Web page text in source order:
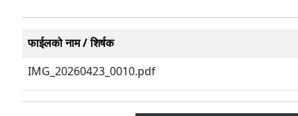
फाईलको नाम / शिर्षक
IMG_20260423_0010.pdf